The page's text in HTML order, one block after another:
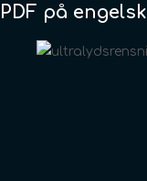
PDF på engelsk